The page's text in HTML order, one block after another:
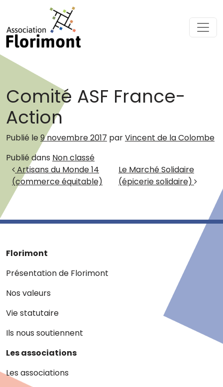
Passer au contenu
Navigation principale
Comité ASF France-
Action
Publié le 9 novembre 2017 parVincent de la Colombe
Publié dans Non classé
Navigation des articles
Artisans du Monde 14
(commerce équitable)
Le Marché Solidaire
(épicerie solidaire)
Florimont
Présentation de Florimont
Nos valeurs
Vie statutaire
Ils nous soutiennent
Les associations
Les associations